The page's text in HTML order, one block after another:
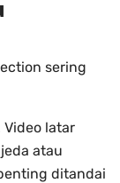
sering
Video latar
atau
ditandai